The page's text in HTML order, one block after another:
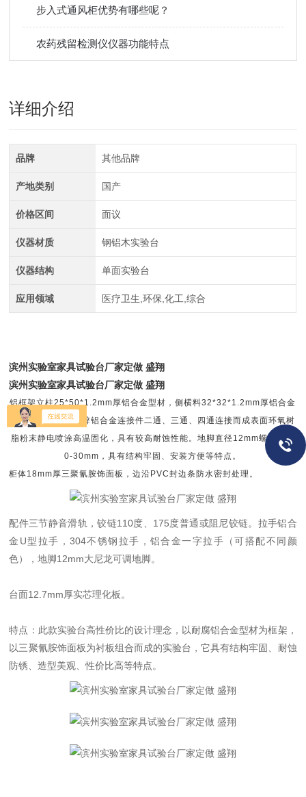
步入式通风柜优势有哪些呢？
农药残留检测仪仪器功能特点
详细介绍
品牌 其他品牌
产地类别 国产
价格区间 面议
仪器材质 钢铝木实验台
仪器结构 单面实验台
应用领域 医疗卫生,环保,化工,综合
滨州实验室家具试验台厂家定做 盛翔
滨州实验室家具试验台厂家定做 盛翔
铝框架立柱25*50*1.2mm厚铝合金型材，侧横料32*32*1.2mm厚铝合金
型材，与压注成型锌铝合金连接件二通、三通、四通连接而成表面环氧树
脂粉末静电喷涂高温固化，具有较高耐蚀性能。地脚直径12mm螺杆可调
0-30mm ，具有结构牢固、安装方便等特点。
柜体18mm厚三聚氰胺饰面板，边沿 PVC封边条防水密封处理。
配件三节静音滑轨，铰链110度、175度普通或阻尼铰链。拉手铝合
金U型拉手，304不锈钢拉手，铝合金一字拉手（可搭配不同颜
色），地脚12mm大尼龙可调地脚。
台面12.7mm厚实芯理化板。
特点：此款实验台高性价比的设计理念，以耐腐铝合金型材为框架，
以三聚氰胺饰面板为衬板组合而成的实验台，它具有结构牢固、耐蚀
防锈、造型美观、性价比高等特点。